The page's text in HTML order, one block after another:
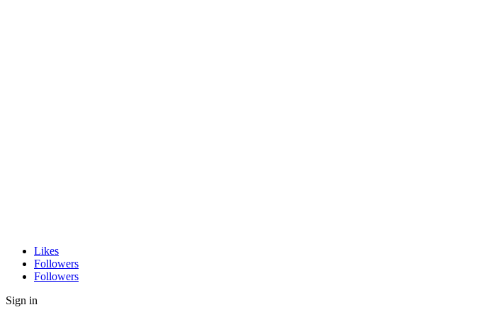
Likes
Followers
Followers
Sign in